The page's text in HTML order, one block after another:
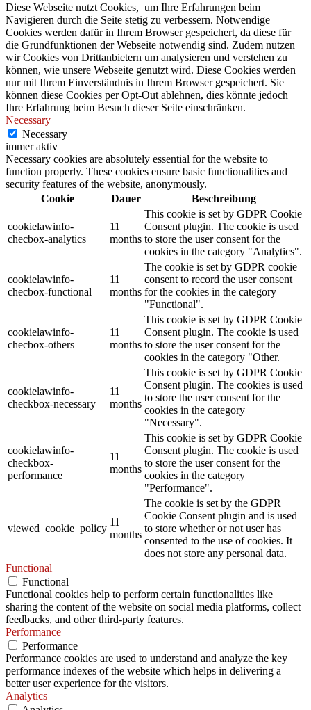
Diese Webseite nutzt Cookies, um Ihre Erfahrungen beim
Navigieren durch die Seite stetig zu verbessern. Notwendige
Cookies werden dafür in Ihrem Browser gespeichert, da diese für
die Grundfunktionen der Webseite notwendig sind. Zudem nutzen
wir Cookies von Drittanbietern um analysieren und verstehen zu
können, wie unsere Webseite genutzt wird. Diese Cookies werden
nur mit Ihrem Einverständnis in Ihrem Browser gespeichert. Sie
können diese Cookies per Opt-Out ablehnen, dies könnte jedoch
Ihre Erfahrung beim Besuch dieser Seite einschränken.
Necessary
Necessary
immer aktiv
Necessary cookies are absolutely essential for the website to
function properly. These cookies ensure basic functionalities and
security features of the website, anonymously.
Cookie
Dauer Beschreibung
cookielawinfo-
checbox-analytics
11
months
This cookie is set by GDPR Cookie
Consent plugin. The cookie is used
to store the user consent for the
cookies in the category "Analytics".
cookielawinfo-
checbox-functional
11
months
The cookie is set by GDPR cookie
consent to record the user consent
for the cookies in the category
"Functional".
cookielawinfo-
checbox-others
11
months
This cookie is set by GDPR Cookie
Consent plugin. The cookie is used
to store the user consent for the
cookies in the category "Other.
cookielawinfo-
checkbox-necessary
11
months
This cookie is set by GDPR Cookie
Consent plugin. The cookies is used
to store the user consent for the
cookies in the category
"Necessary".
cookielawinfo-
checkbox-
performance
11
months
This cookie is set by GDPR Cookie
Consent plugin. The cookie is used
to store the user consent for the
cookies in the category
"Performance".
viewed_cookie_policy
11
months
The cookie is set by the GDPR
Cookie Consent plugin and is used
to store whether or not user has
consented to the use of cookies. It
does not store any personal data.
Functional
Functional
Functional cookies help to perform certain functionalities like
sharing the content of the website on social media platforms, collect
feedbacks, and other third-party features.
Performance
Performance
Performance cookies are used to understand and analyze the key
performance indexes of the website which helps in delivering a
better user experience for the visitors.
Analytics